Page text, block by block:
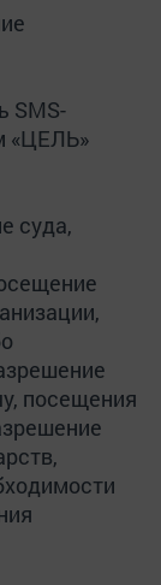
SMS-
«ЦЕЛЬ»
суда,
посещения